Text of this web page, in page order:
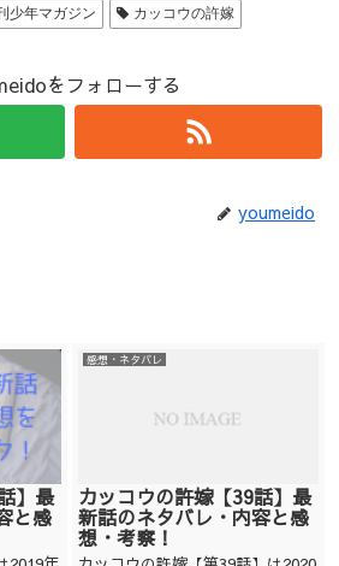
少年マガジン カッコウの許嫁
をフォローする
youmeido
】最
と感
感想・ネタバレ
カッコウの許嫁【39話】最
新話のネタバレ・内容と感
想・考察！